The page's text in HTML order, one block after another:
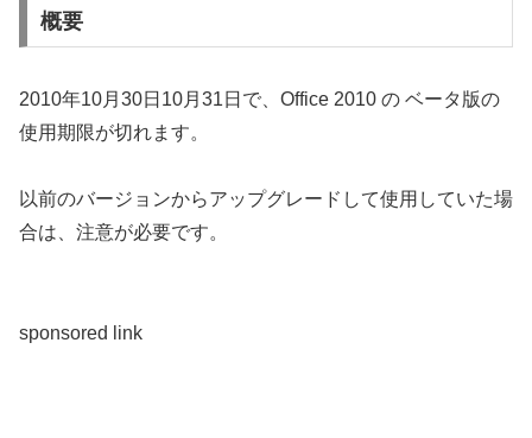
概要
2010年10月30日10月31日で、Office 2010 の ベータ版の
使用期限が切れます。
以前のバージョンからアップグレードして使用していた場
合は、注意が必要です。
sponsored link